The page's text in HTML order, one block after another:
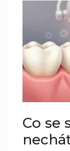
Co se